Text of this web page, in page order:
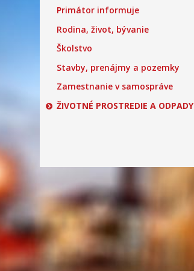
Primátor informuje
Rodina, život, bývanie
Školstvo
Stavby, prenájmy a pozemky
Zamestnanie v samospráve
ŽIVOTNÉ PROSTREDIE A ODPADY